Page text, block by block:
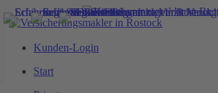
Kunden-Login
Start